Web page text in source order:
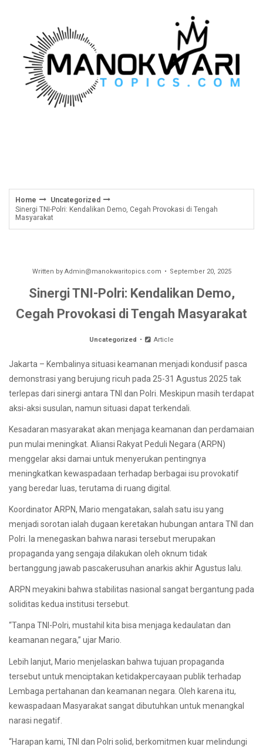
Home
Uncategorized
Sinergi TNI-Polri: Kendalikan Demo, Cegah Provokasi di Tengah
Masyarakat
Written by Admin@manokwaritopics.com September 20, 2025
Sinergi TNI-Polri: Kendalikan Demo,
Cegah Provokasi di Tengah Masyarakat
Uncategorized Article
Jakarta – Kembalinya situasi keamanan menjadi kondusif pasca
demonstrasi yang berujung ricuh pada 25-31 Agustus 2025 tak
terlepas dari sinergi antara TNI dan Polri. Meskipun masih terdapat
aksi-aksi susulan, namun situasi dapat terkendali.
Kesadaran masyarakat akan menjaga keamanan dan perdamaian
pun mulai meningkat. Aliansi Rakyat Peduli Negara (ARPN)
menggelar aksi damai untuk menyerukan pentingnya
meningkatkan kewaspadaan terhadap berbagai isu provokatif
yang beredar luas, terutama di ruang digital.
Koordinator ARPN, Mario mengatakan, salah satu isu yang
menjadi sorotan ialah dugaan keretakan hubungan antara TNI dan
Polri. Ia menegaskan bahwa narasi tersebut merupakan
propaganda yang sengaja dilakukan oleh oknum tidak
bertanggung jawab pascakerusuhan anarkis akhir Agustus lalu.
ARPN meyakini bahwa stabilitas nasional sangat bergantung pada
soliditas kedua institusi tersebut.
“Tanpa TNI-Polri, mustahil kita bisa menjaga kedaulatan dan
keamanan negara,” ujar Mario.
Lebih lanjut, Mario menjelaskan bahwa tujuan propaganda
tersebut untuk menciptakan ketidakpercayaan publik terhadap
Lembaga pertahanan dan keamanan negara. Oleh karena itu,
kewaspadaan Masyarakat sangat dibutuhkan untuk menangkal
narasi negatif.
“Harapan kami, TNI dan Polri solid, berkomitmen kuar melindungi